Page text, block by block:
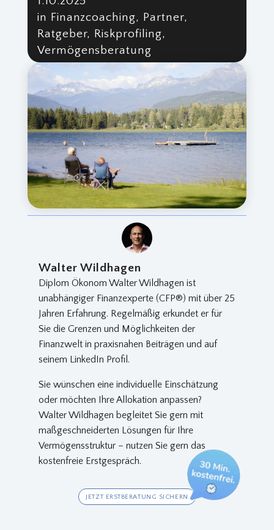
in Finanzcoaching, Partner,
Ratgeber, Riskprofiling,
Vermögensberatung
Walter Wildhagen
Diplom Ökonom Walter Wildhagen ist
unabhängiger Finanzexperte (CFP®) mit über 25
Jahren Erfahrung. Regelmäßig erkundet er für
Sie die Grenzen und Möglichkeiten der
Finanzwelt in praxisnahen Beiträgen und auf
seinem LinkedIn Profil.
Sie wünschen eine individuelle Einschätzung
oder möchten Ihre Allokation anpassen?
Walter Wildhagen begleitet Sie gern mit
maßgeschneiderten Lösungen für Ihre
Vermögensstruktur – nutzen Sie gern das
kostenfreie Erstgespräch.
JETZT ERSTBERATUNG SICHERN